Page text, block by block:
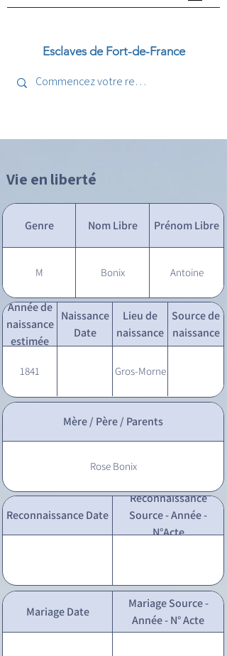
Esclaves de Fort-de-France
Vie en liberté
Genre Nom Libre Prénom Libre
M Bonix Antoine
Année de
naissance
estimée
Naissance
Date
Lieu de
naissance
Source de
naissance
1841 Gros-Morne
Mère / Père / Parents
Rose Bonix
Reconnaissance Date
Reconnaissance
Source - Année -
N°Acte
Mariage Date
Mariage Source -
Année - N° Acte